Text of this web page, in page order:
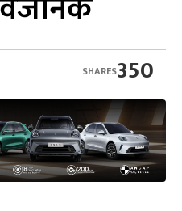
350
SHARES